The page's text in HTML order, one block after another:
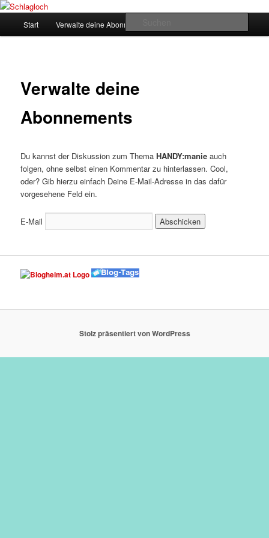
Zum supersberger taggedanken
Start Verwalte deine Abonnements
Verwalte deine
Abonnements
Du kannst der Diskussion zum ThemaHANDY:manie auch
folgen, ohne selbst einen Kommentar zu hinterlassen. Cool,
oder? Gib hierzu einfach Deine E-Mail-Adresse in das dafür
vorgesehene Feld ein.
E-Mail
Stolz präsentiert von WordPress